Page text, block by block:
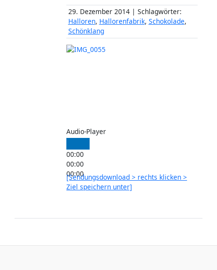
29. Dezember 2014 | Schlagwörter:
Halloren, Hallorenfabrik, Schokolade,
Schönklang
Audio-Player
00:00
00:00
00:00
[Sendungsdownload > rechts klicken >
Ziel speichern unter]